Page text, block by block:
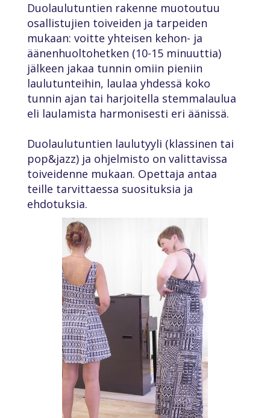
Duolaulutuntien rakenne muotoutuu
osallistujien toiveiden ja tarpeiden
mukaan: voitte yhteisen kehon- ja
äänenhuoltohetken (10-15 minuuttia)
jälkeen jakaa tunnin omiin pieniin
laulutunteihin, laulaa yhdessä koko
tunnin ajan tai harjoitella stemmalaulua
eli laulamista harmonisesti eri äänissä.
Duolaulutuntien laulutyyli (klassinen tai
pop&jazz) ja ohjelmisto on valittavissa
toiveidenne mukaan. Opettaja antaa
teille tarvittaessa suosituksia ja
ehdotuksia.